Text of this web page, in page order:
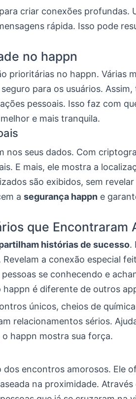
criar conexões profundas.
rápida. Isso pode
no happn
prioritárias no happn. Várias
para os usuários.
pessoais. Isso faz com
e mais tranquila.
nos seus dados. Com
E mais, ele mostra a
são exibidos, sem
a segurança happn e
que Encontraram
histórias de sucesso.
a conexão especial
se conhecendo e
é diferente de outros
únicos, cheios de
relacionamentos sérios.
happn mostra sua força.
encontros amorosos. Ele
na proximidade.